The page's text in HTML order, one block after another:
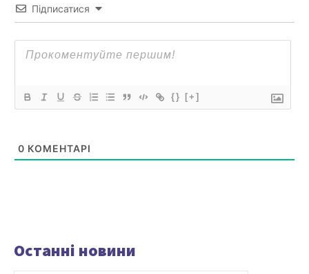
Підписатися
{} [+]
0 КОМЕНТАРІ
Останні новини